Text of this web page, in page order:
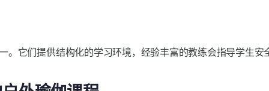
。它们提供结构化的学习环境，经验丰富的教练会指导学生